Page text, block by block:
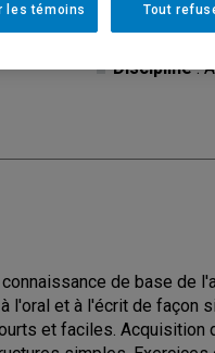
Discipline:
de base de
l'oral et à l'écrit de façon
et faciles. Acquisition
Tout
les témoins